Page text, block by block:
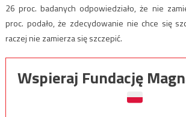
26 proc. badanych odpowiedziało, że nie
proc. podało, że zdecydowanie nie chce się
raczej nie zamierza się szczepić.
Wspieraj Fundację